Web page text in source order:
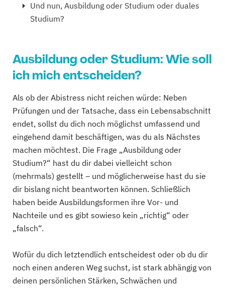
Und nun, Ausbildung oder Studium oder duales
Studium?
Ausbildung oder Studium: Wie soll
ich mich entscheiden?
Als ob der Abistress nicht reichen würde: Neben
Prüfungen und der Tatsache, dass ein Lebensabschnitt
endet, sollst du dich noch möglichst umfassend und
eingehend damit beschäftigen, was du als Nächstes
machen möchtest. Die Frage „Ausbildung oder
Studium?“ hast du dir dabei vielleicht schon
(mehrmals) gestellt – und möglicherweise hast du sie
dir bislang nicht beantworten können. Schließlich
haben beide Ausbildungsformen ihre Vor- und
Nachteile und es gibt sowieso kein „richtig“ oder
„falsch“.
Wofür du dich letztendlich entscheidest oder ob du dir
noch einen anderen Weg suchst, ist stark abhängig von
deinen persönlichen Stärken, Schwächen und